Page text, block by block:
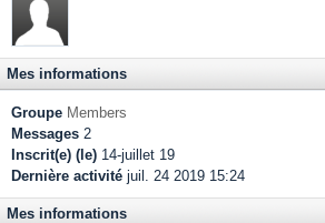
Mes informations
Groupe Members
Messages 2
Inscrit(e) (le) 14-juillet 19
Dernière activité juil. 24 2019 15:24
Mes informations